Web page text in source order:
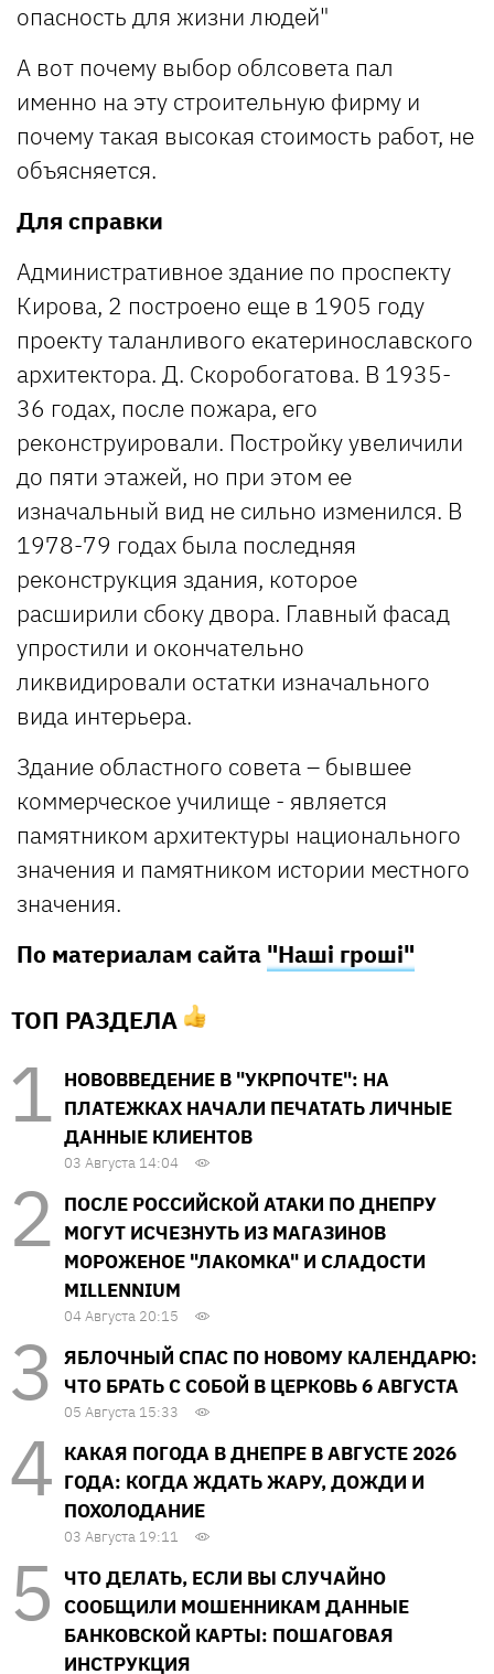
опасность для жизни людей"
А вот почему выбор облсовета пал
именно на эту строительную фирму и
почему такая высокая стоимость работ, не
объясняется.
Для справки
Административное здание по проспекту
Кирова, 2 построено еще в 1905 году
проекту таланливого екатеринославского
архитектора. Д. Скоробогатова. В 1935-
36 годах, после пожара, его
реконструировали. Постройку увеличили
до пяти этажей, но при этом ее
изначальный вид не сильно изменился. В
1978-79 годах была последняя
реконструкция здания, которое
расширили сбоку двора. Главный фасад
упростили и окончательно
ликвидировали остатки изначального
вида интерьера.
Здание областного совета – бывшее
коммерческое училище - является
памятником архитектуры национального
значения и памятником истории местного
значения.
По материалам сайта "Наші гроші"
ТОП РАЗДЕЛА
НОВОВВЕДЕНИЕ В "УКРПОЧТЕ": НА
ПЛАТЕЖКАХ НАЧАЛИ ПЕЧАТАТЬ ЛИЧНЫЕ
ДАННЫЕ КЛИЕНТОВ
03 Августа 14:04
ПОСЛЕ РОССИЙСКОЙ АТАКИ ПО ДНЕПРУ
МОГУТ ИСЧЕЗНУТЬ ИЗ МАГАЗИНОВ
МОРОЖЕНОЕ "ЛАКОМКА" И СЛАДОСТИ
MILLENNIUM
04 Августа 20:15
ЯБЛОЧНЫЙ СПАС ПО НОВОМУ КАЛЕНДАРЮ:
ЧТО БРАТЬ С СОБОЙ В ЦЕРКОВЬ 6 АВГУСТА
05 Августа 15:33
КАКАЯ ПОГОДА В ДНЕПРЕ В АВГУСТЕ 2026
ГОДА: КОГДА ЖДАТЬ ЖАРУ, ДОЖДИ И
ПОХОЛОДАНИЕ
03 Августа 19:11
ЧТО ДЕЛАТЬ, ЕСЛИ ВЫ СЛУЧАЙНО
СООБЩИЛИ МОШЕННИКАМ ДАННЫЕ
БАНКОВСКОЙ КАРТЫ: ПОШАГОВАЯ
ИНСТРУКЦИЯ